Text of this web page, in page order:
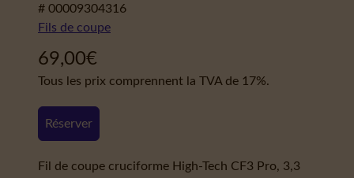
# 00009304316
Fils de coupe
69,00€
Tous les prix comprennent la TVA de 17%.
Réserver
Fil de coupe cruciforme High-Tech CF3 Pro, 3,3